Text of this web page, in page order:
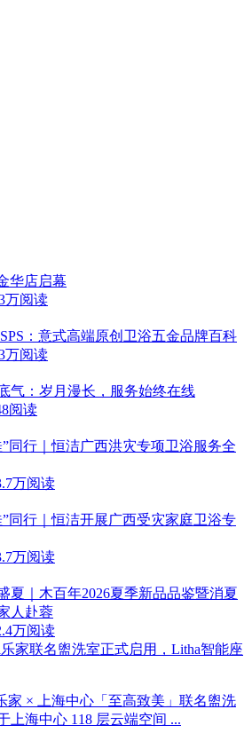
华店启幕
万阅读
：意式高端原创卫浴五金品牌百科
万阅读
气：岁月漫长，服务始终在线
阅读
同行｜恒洁广西洪灾专项卫浴服务全
万阅读
同行｜恒洁开展广西受灾家庭卫浴专
万阅读
夏｜木百年2026夏季新品品鉴暨消夏
人赴蓉
万阅读
乐家联名盥洗室正式启用，Litha智能座
家 × 上海中心「至高致美」联名盥洗
上海中心 118 层云端空间 ...